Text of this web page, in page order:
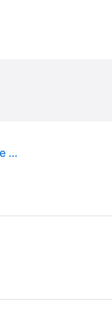
Bracelets 8 cm Under Armour Performance pour homme (lot de 2) Noir / Blanc Taille unique